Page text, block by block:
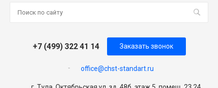
+7 (499) 322 41 14
office@chst-standart.ru
Заказать звонок